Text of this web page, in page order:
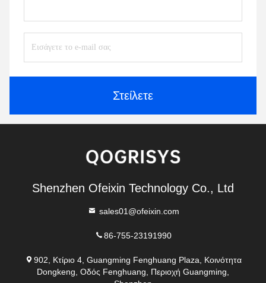
Στείλετε
Shenzhen Ofeixin Technology Co., Ltd
sales01@ofeixin.com
86-755-23191990
902, Κτίριο 4, Guangming Fenghuang Plaza, Κοινότητα
Dongkeng, Οδός Fenghuang, Περιοχή Guangming,